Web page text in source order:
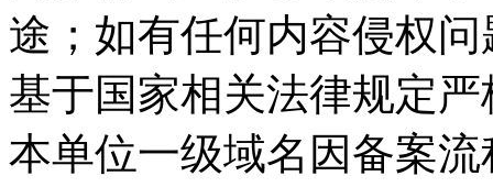
途；如有任何内容侵权
基于国家相关法律规定
本单位一级域名因备案